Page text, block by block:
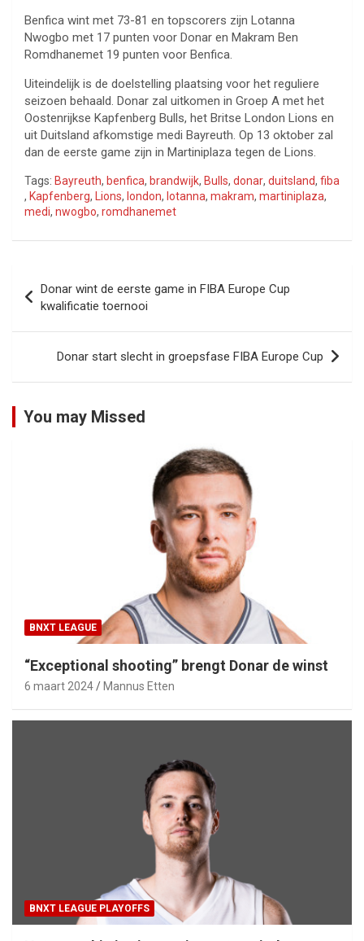
Benfica wint met 73-81 en topscorers zijn Lotanna
Nwogbo met 17 punten voor Donar en Makram Ben
Romdhanemet 19 punten voor Benfica.
Uiteindelijk is de doelstelling plaatsing voor het reguliere
seizoen behaald. Donar zal uitkomen in Groep A met het
Oostenrijkse Kapfenberg Bulls, het Britse London Lions en
uit Duitsland afkomstige medi Bayreuth. Op 13 oktober zal
dan de eerste game zijn in Martiniplaza tegen de Lions.
Tags: Bayreuth, benfica, brandwijk, Bulls, donar, duitsland, fiba
, Kapfenberg, Lions, london, lotanna, makram, martiniplaza,
medi, nwogbo, romdhanemet
navigatie
Donar wint de eerste game in FIBA Europe Cup
kwalificatie toernooi
Donar start slecht in groepsfase FIBA Europe Cup
You may Missed
BNXT LEAGUE
“Exceptional shooting” brengt Donar de winst
6 maart 2024 Mannus Etten
BNXT LEAGUE PLAYOFFS